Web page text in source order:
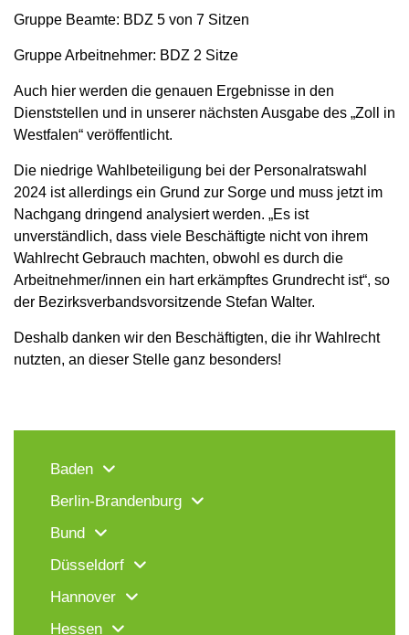
Gruppe Beamte: BDZ 5 von 7 Sitzen
Gruppe Arbeitnehmer: BDZ 2 Sitze
Auch hier werden die genauen Ergebnisse in den
Dienststellen und in unserer nächsten Ausgabe des „Zoll in
Westfalen“ veröffentlicht.
Die niedrige Wahlbeteiligung bei der Personalratswahl
2024 ist allerdings ein Grund zur Sorge und muss jetzt im
Nachgang dringend analysiert werden. „Es ist
unverständlich, dass viele Beschäftigte nicht von ihrem
Wahlrecht Gebrauch machten, obwohl es durch die
Arbeitnehmer/innen ein hart erkämpftes Grundrecht ist“, so
der Bezirksverbandsvorsitzende Stefan Walter.
Deshalb danken wir den Beschäftigten, die ihr Wahlrecht
nutzten, an dieser Stelle ganz besonders!
Baden
Berlin-Brandenburg
Bund
Düsseldorf
Hannover
Hessen